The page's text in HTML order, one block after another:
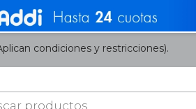
condiciones y restricciones).